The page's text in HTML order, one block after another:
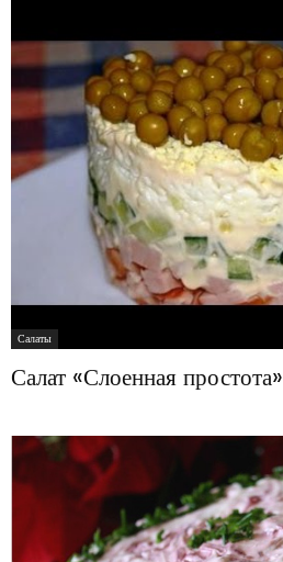
Салаты
Салат «Слоенная простота»